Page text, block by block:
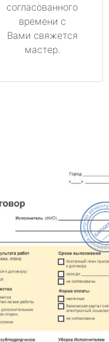
согласованного
времени с
Вами свяжется
мастер.